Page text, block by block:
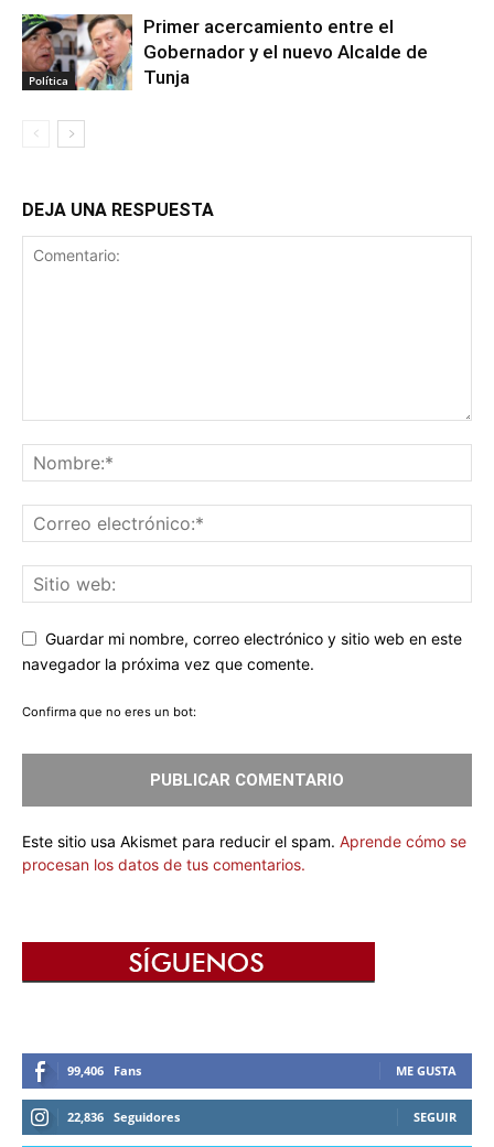
Política
Primer acercamiento entre el
Gobernador y el nuevo Alcalde de
Tunja
DEJA UNA RESPUESTA
Guardar mi nombre, correo electrónico y sitio web en este
navegador la próxima vez que comente.
Confirma que no eres un bot:
Este sitio usa Akismet para reducir el spam. Aprende cómo se
procesan los datos de tus comentarios.
99,406 Fans ME GUSTA
22,836 Seguidores SEGUIR